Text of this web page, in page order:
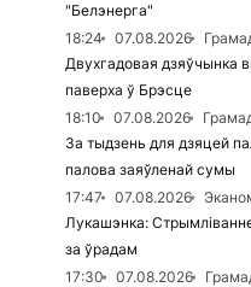
"Белэнерга"
18:24
07.08.2026
Двухгадовая дзяўчынка
паверха ў Брэсце
18:10
07.08.2026
За тыдзень для дзяцей
палова заяўленай сумы
17:47
07.08.2026
Лукашэнка:
за ўрадам
17:30
07.08.2026